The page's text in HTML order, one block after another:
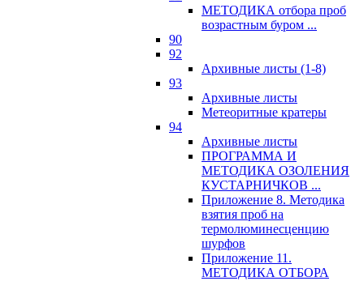
МЕТОДИКА отбора проб
возрастным буром ...
90
92
Архивные листы (1-8)
93
Архивные листы
Метеоритные кратеры
94
Архивные листы
ПРОГРАММА И
МЕТОДИКА ОЗОЛЕНИЯ
КУСТАРНИЧКОВ ...
Приложение 8. Методика
взятия проб на
термолюминесценцию
шурфов
Приложение 11.
МЕТОДИКА ОТБОРА